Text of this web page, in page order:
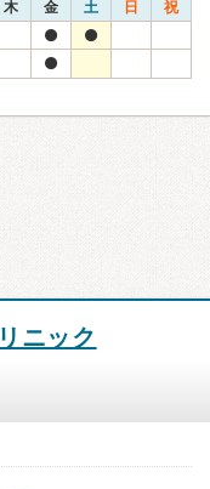
木 金 土 日 祝
ニック